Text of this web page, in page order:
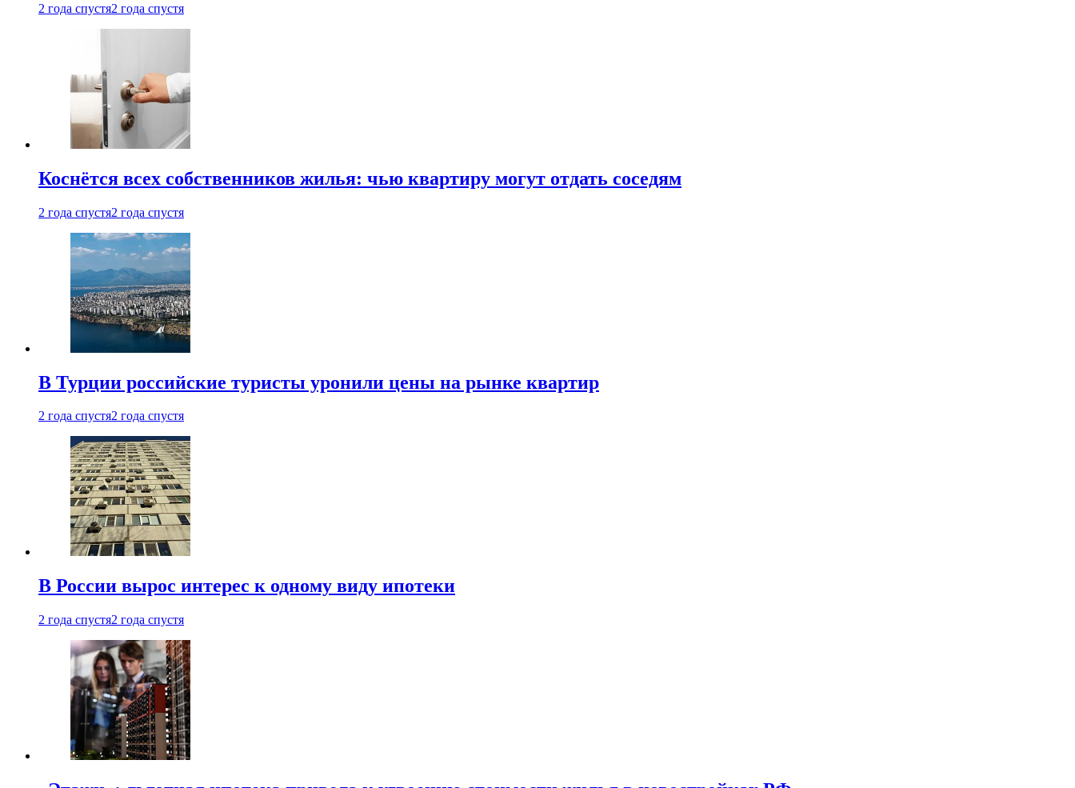
2 года спустя2 года спустя
Коснётся всех собственников жилья: чью квартиру могут отдать соседям
2 года спустя2 года спустя
В Турции российские туристы уронили цены на рынке квартир
2 года спустя2 года спустя
В России вырос интерес к одному виду ипотеки
2 года спустя2 года спустя